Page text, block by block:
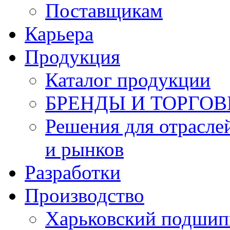
Поставщикам
Карьера
Продукция
Каталог продукции
БРЕНДЫ И
Решения для
и рынков
Разработки
Производство
Харьковский